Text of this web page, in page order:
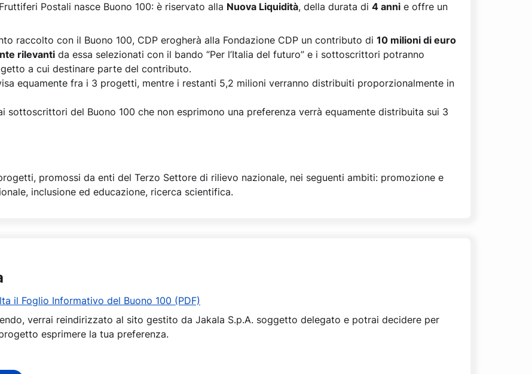
Postali nasce Buono 100: è riservato alla Nuova Liquidità, della durata di 4 anni e offre un
raccolto con il Buono 100, CDP erogherà alla Fondazione CDP un contributo di 10 milioni di euro
rilevanti da essa selezionati con il bando “Per l’Italia del futuro” e i sottoscrittori potranno
a cui destinare parte del contributo.
equamente fra i 3 progetti, mentre i restanti 5,2 milioni verranno distribuiti proporzionalmente in
del Buono 100 che non esprimono una preferenza verrà equamente distribuita sui 3
promossi da enti del Terzo Settore di rilievo nazionale, nei seguenti ambiti: promozione e
inclusione ed educazione, ricerca scientifica.
il Foglio Informativo del Buono 100 (PDF)
verrai reindirizzato al sito gestito da Jakala S.p.A. soggetto delegato e potrai decidere per
esprimere la tua preferenza.